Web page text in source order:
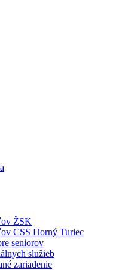
ŽSK
CSS Horný Turiec
seniorov
služieb
zariadenie